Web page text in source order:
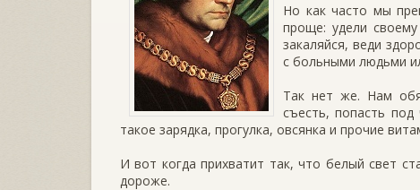
Но как часто мы
проще: удели
закаляйся, веди
с больными людьми
Так нет же. Нам
съесть, попасть
такое зарядка, прогулка, овсянка и прочие
И вот когда прихватит так, что белый свет
дороже.